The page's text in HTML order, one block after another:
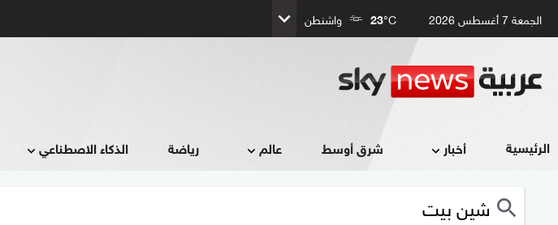
الجمعة 7 أغسطس 2026 23°C واشنطن
الرئيسية أخبار شرق أوسط عالم رياضة الذكاء الاصطناعي